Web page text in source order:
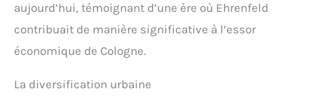
aujourd’hui, témoignant d’une ère où Ehrenfeld
contribuait de manière significative à l’essor
économique de Cologne.
La diversification urbaine